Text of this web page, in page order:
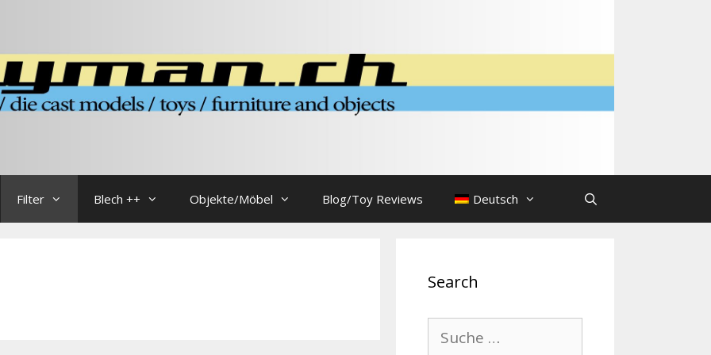
Filter Blech ++ Objekte/Möbel Blog/Toy Reviews Deutsch
Search
nach: